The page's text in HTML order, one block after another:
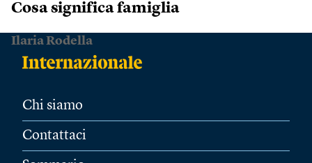
Cosa significa famiglia
Ilaria Rodella
Chi siamo
Contattaci